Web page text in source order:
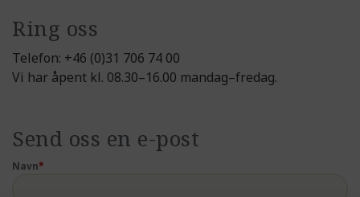
Ring oss
Telefon: +46 (0)31 706 74 00
Vi har åpent kl. 08.30–16.00 mandag–fredag.
Send oss en e-post
Navn*